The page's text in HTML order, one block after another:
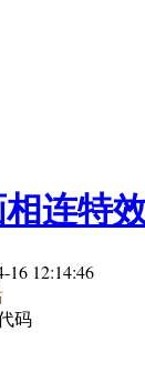
连特
16 12:14:46